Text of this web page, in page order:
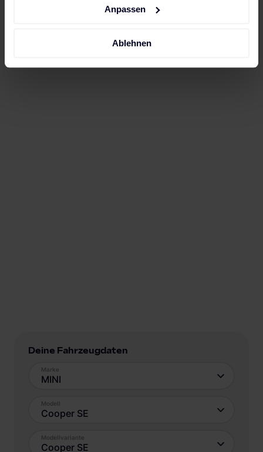
Anpassen
Ablehnen
Deine Fahrzeugdaten
Marke
MINI
Modell
Cooper SE
Modellvariante
Cooper SE